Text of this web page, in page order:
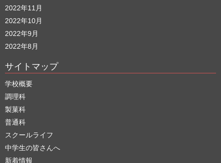
2022年11月
2022年10月
2022年9月
2022年8月
サイトマップ
学校概要
調理科
製菓科
普通科
スクールライフ
中学生の皆さんへ
新着情報